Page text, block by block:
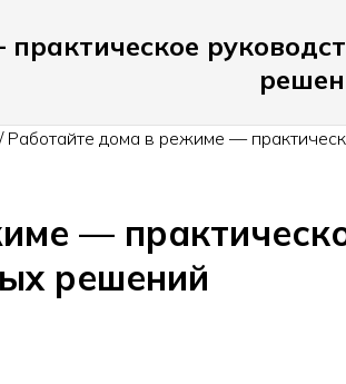
/ Работайте дома в режиме —
—
решений